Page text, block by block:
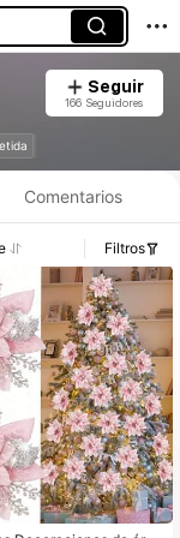
Seguir
166 Seguidores
Comentarios
Filtros